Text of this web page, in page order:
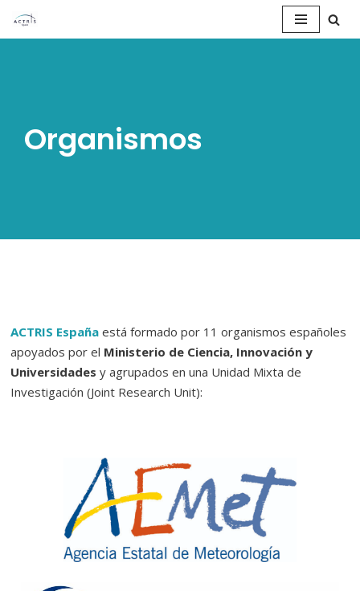
Saltar
Organismos
ACTRIS España está formado por 11 organismos españoles
apoyados por el Ministerio de Ciencia, Innovación y
Universidades y agrupados en una Unidad Mixta de
Investigación (Joint Research Unit):